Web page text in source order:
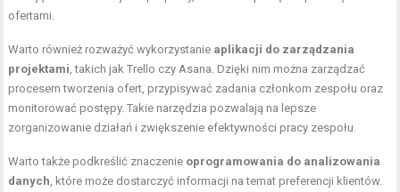
ofertami.
Warto również rozważyć wykorzystanie aplikacji do zarządzania
projektami , takich jak Trello czy Asana. Dzięki nim można zarządzać
procesem tworzenia ofert, przypisywać zadania członkom zespołu oraz
monitorować postępy. Takie narzędzia pozwalają na lepsze
zorganizowanie działań i zwiększenie efektywności pracy zespołu.
Warto także podkreślić znaczenie oprogramowania do analizowania
danych , które może dostarczyć informacji na temat preferencji klientów.